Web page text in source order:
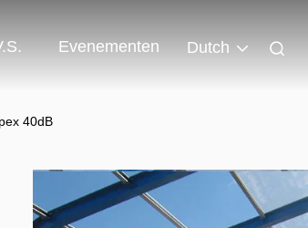
Evenementen Dutch
40dB